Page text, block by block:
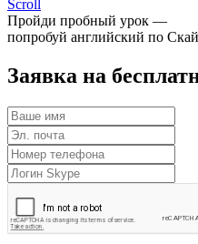
Scroll
Пройди пробный урок —
попробуй английский по
Заявка на